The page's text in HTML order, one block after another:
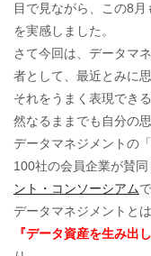
目で見ながら、この8
を実感しました。
さて今回は、データマ
者として、最近とみに
それをうまく表現でき
然なるままでも自分の
データマネジメントの
100社の会員企業が賛
ント・コンソーシアム
データマネジメントとは
『データ資産を生み出